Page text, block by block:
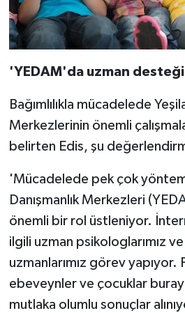
'YEDAM'da uzman
Bağımlılıkla mücadelede
Merkezlerinin önemli
belirten Edis, şu
'Mücadelede pek çok
Danışmanlık Merkezleri
önemli bir rol üstleniyor.
ilgili uzman psikologlarımız
uzmanlarımız görev yapıyor.
ebeveynler ve çocuklar
mutlaka olumlu sonuçlar